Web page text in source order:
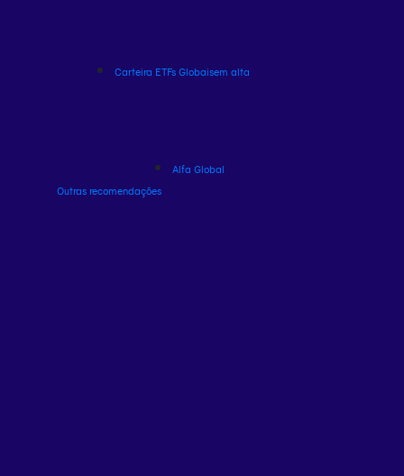
Carteira ETFs Globaisem alta
Alfa Global
Outras recomendações